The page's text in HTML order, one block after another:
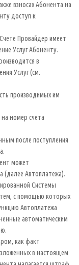
взносах Абонента на
доступ к
Провайдер имеет
Услуг Абоненту.
в
Услуг (см.
производимых им
номер счета
после поступления
может
(далее Автоплатежа).
Системы
с помощью которых
Автоплатежа
автоматическим
как факт
в настоящем